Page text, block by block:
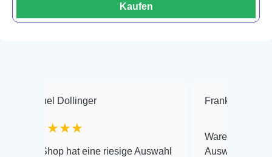
Kaufen
hat eine riesige Auswahl
Frank Hackmayer
Warenanlieferung Top und
Auswahl plus